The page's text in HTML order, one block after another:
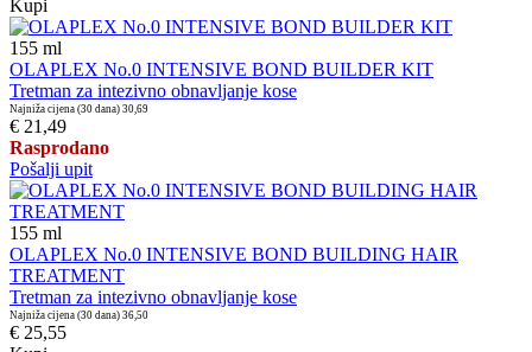
Kupi
155 ml
OLAPLEX No.0 INTENSIVE BOND BUILDER KIT
Tretman za intezivno obnavljanje kose
Najniža cijena (30 dana) 30,69
€ 21,49
Rasprodano
Pošalji upit
155 ml
OLAPLEX No.0 INTENSIVE BOND BUILDING HAIR
TREATMENT
Tretman za intezivno obnavljanje kose
Najniža cijena (30 dana) 36,50
€ 25,55